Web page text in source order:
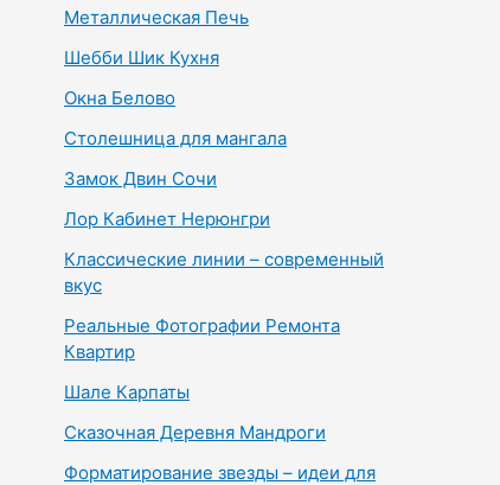
Металлическая Печь
Шебби Шик Кухня
Окна Белово
Столешница для мангала
Замок Двин Сочи
Лор Кабинет Нерюнгри
Классические линии – современный
вкус
Реальные Фотографии Ремонта
Квартир
Шале Карпаты
Сказочная Деревня Мандроги
Форматирование звезды – идеи для